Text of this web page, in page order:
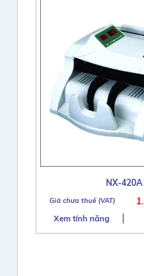
NX-420A
Xem tính năng